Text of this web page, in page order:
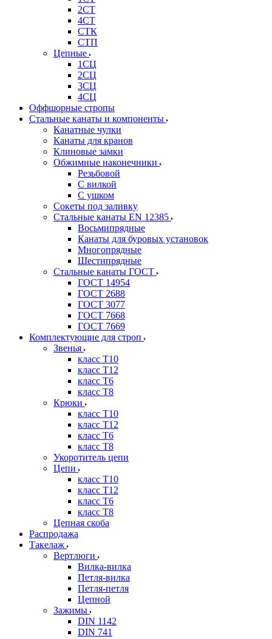
2СТ
4СТ
СТК
СТП
Цепные
1СЦ
2СЦ
3СЦ
4СЦ
Оффшорные стропы
Стальные канаты и компоненты
Канатные чулки
Канаты для кранов
Клиновые замки
Обжимные наконечники
Резьбовой
С вилкой
С ушком
Сокеты под заливку
Стальные канаты EN 12385
Восьмипрядные
Канаты для буровых установок
Многопрядные
Шестипрядные
Стальные канаты ГОСТ
ГОСТ 14954
ГОСТ 2688
ГОСТ 3077
ГОСТ 7668
ГОСТ 7669
Комплектующие для строп
Звенья
класс Т10
класс Т12
класс Т6
класс Т8
Крюки
класс Т10
класс Т12
класс Т6
класс Т8
Укоротитель цепи
Цепи
класс Т10
класс Т12
класс Т6
класс Т8
Цепная скоба
Распродажа
Такелаж
Вертлюги
Вилка-вилка
Петля-вилка
Петля-петля
Цепной
Зажимы
DIN 1142
DIN 741